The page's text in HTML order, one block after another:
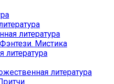
литература
Мистика
литература
литература